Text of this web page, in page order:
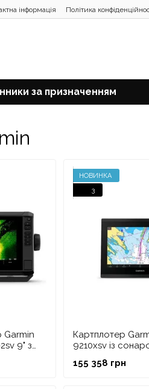
інформація Політика
за призначенням
Garmin
9" з
НОВИНКА
3
Картплотер
9210xsv із
155 358 грн